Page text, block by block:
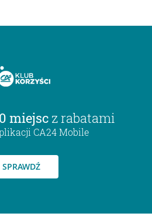
miejsc z rabatami
CA24 Mobile
SPRAWDŹ